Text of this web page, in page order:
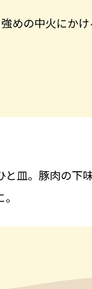
めの中火にか
皿。豚肉の下